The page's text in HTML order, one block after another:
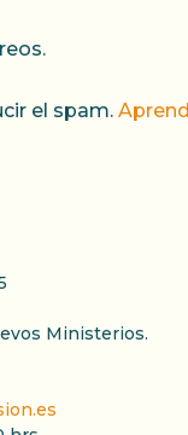
el spam.
Ministerios.